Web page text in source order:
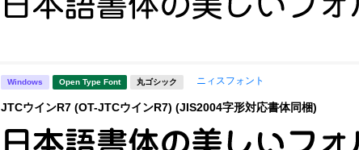
Windows Open Type Font 丸ゴシック ニィスフォント
JTCウインR7 (OT-JTCウインR7) (JIS2004字形対応書体同梱)